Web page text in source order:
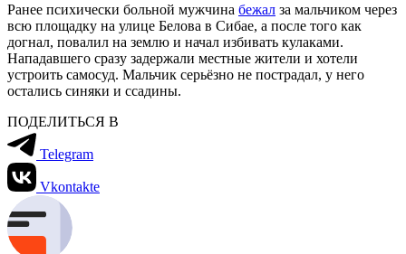
Ранее психически больной мужчина бежал за мальчиком через
всю площадку на улице Белова в Сибае, а после того как
догнал, повалил на землю и начал избивать кулаками.
Нападавшего сразу задержали местные жители и хотели
устроить самосуд. Мальчик серьёзно не пострадал, у него
остались синяки и ссадины.
ПОДЕЛИТЬСЯ В
Telegram
Vkontakte